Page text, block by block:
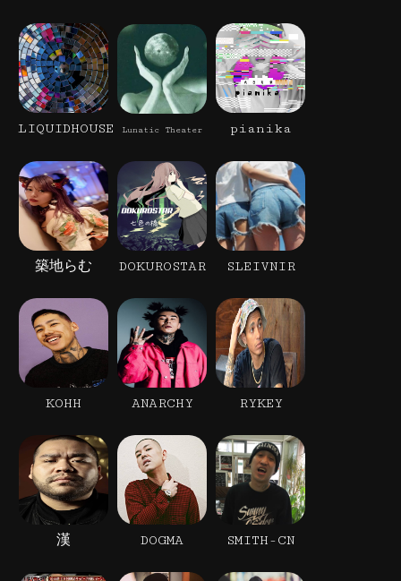
LIQUIDHOUSE Lunatic Theater pianika
築地らむ DOKUROSTAR SLEIVNIR
KOHH ANARCHY RYKEY
漢 DOGMA SMITH-CN